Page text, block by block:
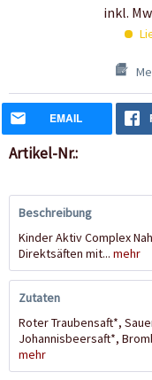
inkl.
EMAIL
Artikel-Nr.:
Beschreibung
Kinder Aktiv Complex
Direktsäften mit... mehr
Zutaten
Roter Traubensaft*,
Johannisbeersaft*,
mehr